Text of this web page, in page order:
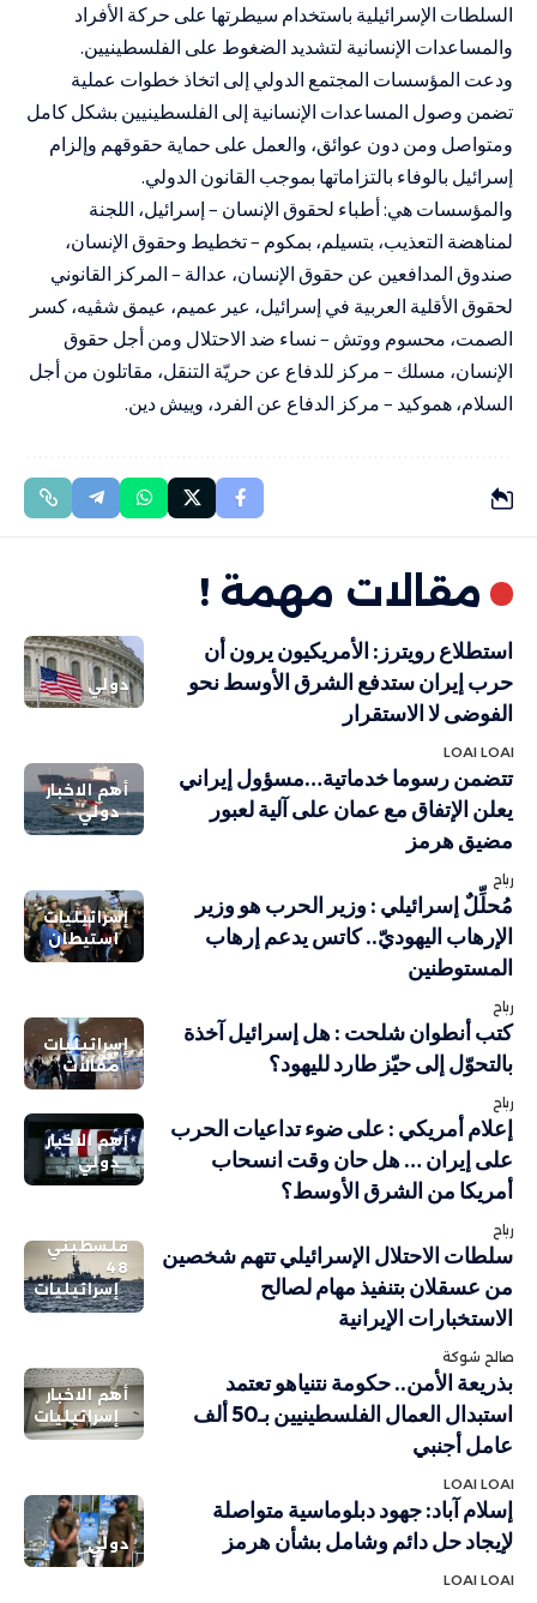
السلطات الإسرائيلية باستخدام سيطرتها على حركة الأفراد
والمساعدات الإنسانية لتشديد الضغوط على الفلسطينيين.
ودعت المؤسسات المجتمع الدولي إلى اتخاذ خطوات عملية
تضمن وصول المساعدات الإنسانية إلى الفلسطينيين بشكل كامل
ومتواصل ومن دون عوائق، والعمل على حماية حقوقهم وإلزام
إسرائيل بالوفاء بالتزاماتها بموجب القانون الدولي.
والمؤسسات هي: أطباء لحقوق الإنسان – إسرائيل، اللجنة
لمناهضة التعذيب، بتسيلم، بمكوم – تخطيط وحقوق الإنسان،
صندوق المدافعين عن حقوق الإنسان، عدالة – المركز القانوني
لحقوق الأقلية العربية في إسرائيل، عير عميم، عيمق شڤيه، كسر
الصمت، محسوم ووتش – نساء ضد الاحتلال ومن أجل حقوق
الإنسان، مسلك – مركز للدفاع عن حريّة التنقل، مقاتلون من أجل
السلام، هموكيد – مركز الدفاع عن الفرد، وييش دين.
مقالات مهمة !
دولي
استطلاع رويترز: الأمريكيون يرون أن
حرب إيران ستدفع الشرق الأوسط نحو
الفوضى لا الاستقرار
LOAI LOAI
أهم الاخبار
دولي
تتضمن رسوما خدماتية…مسؤول إيراني
يعلن الإتفاق مع عمان على آلية لعبور
مضيق هرمز
رباح
إسرائيليات
استيطان
مُحلِّلٌ إسرائيلي : وزير الحرب هو وزير
الإرهاب اليهوديّ.. كاتس يدعم إرهاب
المستوطنين
رباح
إسرائيليات
مقالات
كتب أنطوان شلحت : هل إسرائيل آخذة
بالتحوّل إلى حيّز طارد لليهود؟
رباح
أهم الاخبار
دولي
إعلام أمريكي : على ضوء تداعيات الحرب
على إيران … هل حان وقت انسحاب
أمريكا من الشرق الأوسط؟
رباح
فلسطيني
48
إسرائيليات
سلطات الاحتلال الإسرائيلي تتهم شخصين
من عسقلان بتنفيذ مهام لصالح
الاستخبارات الإيرانية
صالح شوكة
أهم الاخبار
إسرائيليات
بذريعة الأمن.. حكومة نتنياهو تعتمد
استبدال العمال الفلسطينيين بـ50 ألف
عامل أجنبي
LOAI LOAI
دولي
إسلام آباد: جهود دبلوماسية متواصلة
لإيجاد حل دائم وشامل بشأن هرمز
LOAI LOAI